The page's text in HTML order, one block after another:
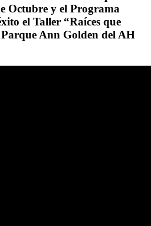
Octubre y el Programa
el Taller “Raíces que
Ann Golden del AH